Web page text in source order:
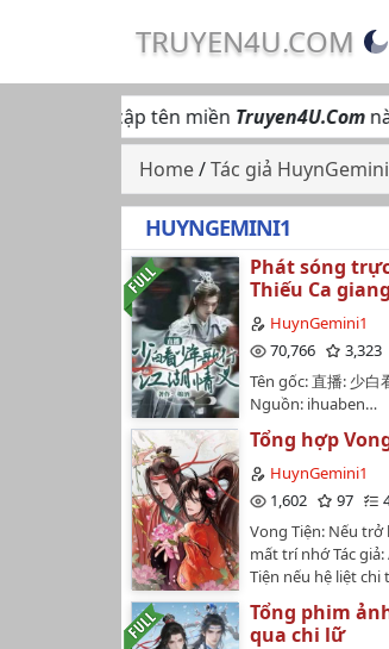
TRUYEN4U.COM
hộ truy cập tên miềnTruyen4U.Comnày
Home/Tác giả
HUYNGEMINI1
Phát sóng
Thiếu Ca
HuynGemini1
70,766
3,323
Tên gốc: 直播: 少白
Nguồn: ihuaben…
Tổng hợp
HuynGemini1
1,602
97
Vong Tiện: Nếu trở
mất trí nhớ Tác
Tiện nếu hệ liệt chi
thầnNguồn:
Tổng phim
qua chi lữ